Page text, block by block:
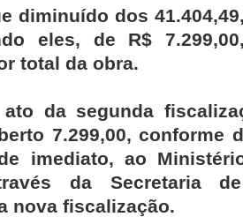
diminuído dos
eles, de R$
total da obra.
da segunda
7.299,00, conforme
imediato, ao
da Secretaria
nova fiscalização.